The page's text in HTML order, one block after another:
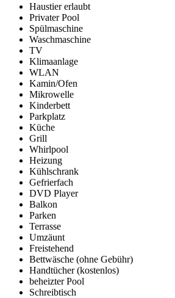
Haustier erlaubt
Privater Pool
Spülmaschine
Waschmaschine
TV
Klimaanlage
WLAN
Kamin/Ofen
Mikrowelle
Kinderbett
Parkplatz
Küche
Grill
Whirlpool
Heizung
Kühlschrank
Gefrierfach
DVD Player
Balkon
Parken
Terrasse
Umzäunt
Freistehend
Bettwäsche (ohne Gebühr)
Handtücher (kostenlos)
beheizter Pool
Schreibtisch